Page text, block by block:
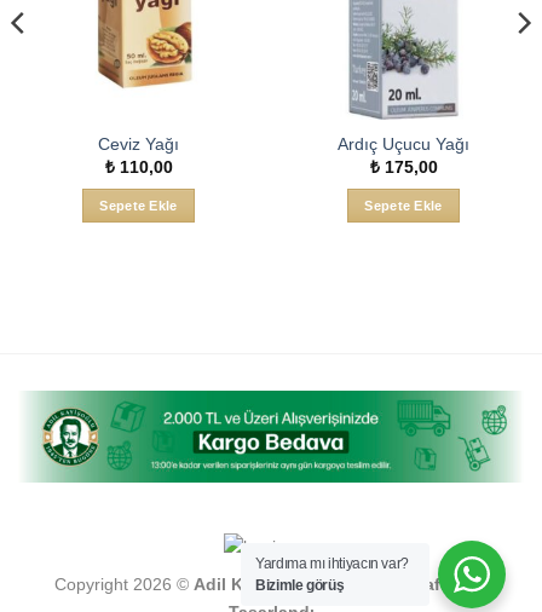
Ceviz Yağı
₺110,00
Sepete Ekle
Ardıç Uçucu Yağı
₺175,00
Sepete Ekle
Copyright 2026 © Adil Kayişoğlu , Turkuaz Tarafından
Yardıma mı ihtiyacın var?
Bizimle görüş